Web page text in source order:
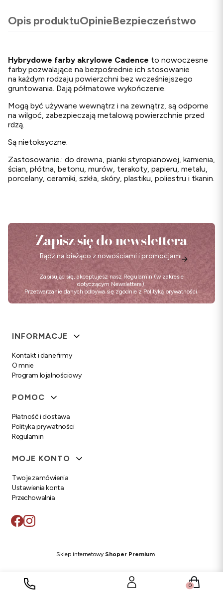
Opis produktuOpinieBezpieczeństwo
Hybrydowe farby akrylowe Cadence to nowoczesne
farby pozwalające na bezpośrednie ich stosowanie
na każdym rodzaju powierzchni bez wcześniejszego
gruntowania. Dają półmatowe wykończenie.
Mogą być używane wewnątrz i na zewnątrz, są odporne
na wilgoć, zabezpieczają metalową powierzchnie przed
rdzą.
Są nietoksyczne.
Zastosowanie.: do drewna, pianki styropianowej, kamienia,
ścian, płótna, betonu, murów, terakoty, papieru, metalu,
porcelany, ceramiki, szkła, skóry, plastiku, poliestru i tkanin.
Zapisz się do newslettera
Bądź na bieżąco z nowościami i promocjami.
Zapisując się, akceptujesz nasz Regulamin (w zakresie
dotyczącym Newslettera).
Przetwarzanie danych odbywa się zgodnie z Polityką prywatności.
Linki w stopce
INFORMACJE
Kontakt i dane firmy
O mnie
Program lojalnościowy
POMOC
Płatność i dostawa
Polityka prywatności
Regulamin
MOJE KONTO
Twoje zamówienia
Ustawienia konta
Przechowalnia
Sklep internetowy Shoper Premium
Produkty